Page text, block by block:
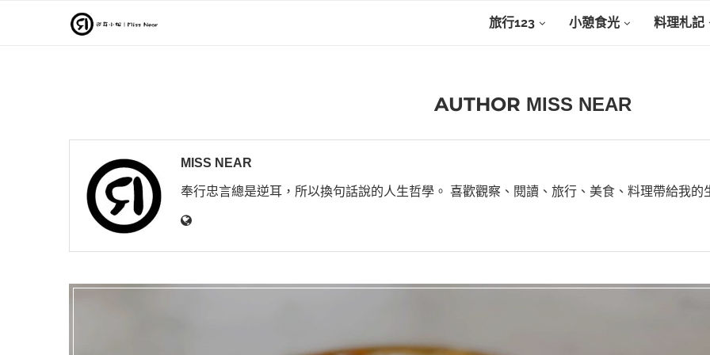
旅行123 小憩食光 料理札記
AUTHOR MISS NEAR
MISS NEAR
奉行忠言總是逆耳，所以換句話說的人生哲學。 喜歡觀察、閱讀、旅行、美食、料理帶給我